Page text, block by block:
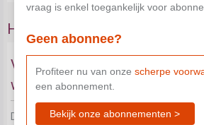
Hoe 4-daagse werkweek
Voorafgaand schriftelijk
werknemer
Dit document is niet beschikbaar in je
vraag is enkel toegankelijk voor
Geen abonnee?
Profiteer nu van onze scherpe
een abonnement.
Bekijk onze abonnementen >